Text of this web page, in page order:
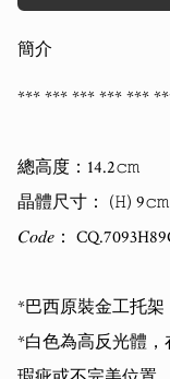
簡介
*** *** *** *** ***
總高度：14.2𝚌𝚖
晶體尺寸： (𝙷)
𝐶𝑜𝑑𝑒：
*巴西原裝金工托架
*白色為高反光體